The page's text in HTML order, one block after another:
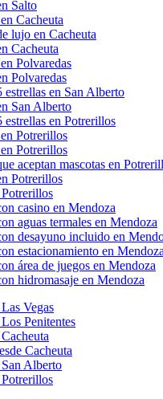
Salto
Cacheuta
lujo en Cacheuta
Cacheuta
Polvaredas
Polvaredas
estrellas en San Alberto
San Alberto
estrellas en Potrerillos
Potrerillos
Potrerillos
aceptan mascotas en
Potrerillos
casino en Mendoza
aguas termales en Mendoza
desayuno incluido en
estacionamiento en Mendoza
área de juegos en Mendoza
hidromasaje en Mendoza
Vegas
Penitentes
Cacheuta
Alberto